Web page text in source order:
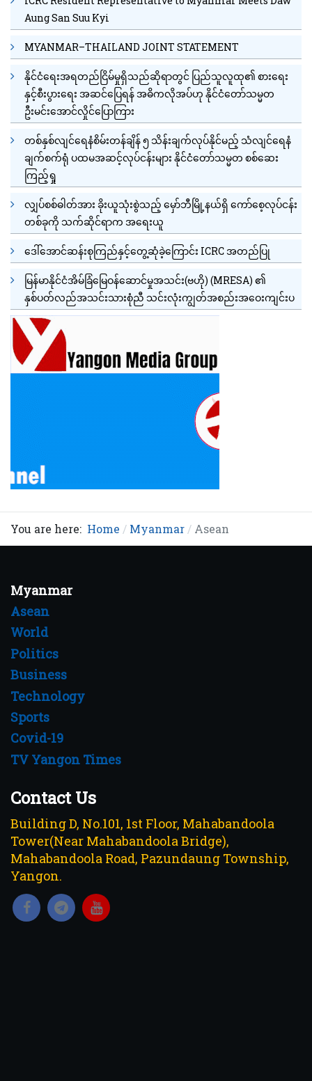
Aung San Suu Kyi
MYANMAR–THAILAND JOINT STATEMENT
နိုင်ငံရေးအရတည်ငြိမ်မှုရှိသည်ဆိုရာတွင် ပြည်သူလူထု၏ စားရေး
နှင့်စီးပွားရေး အဆင်ပြေရန် အဓိကလိုအပ်ဟု နိုင်ငံတော်သမ္မတ
ဦးမင်းအောင်လှိုင်ပြောကြား
တစ်နှစ်လျင်ရေနံစိမ်းတန်ချိန် ၅ သိန်းချက်လုပ်နိုင်မည့် သံလျင်ရေနံ
ချက်စက်ရုံ ပထမအဆင့်လုပ်ငန်းများ နိုင်ငံတော်သမ္မတ စစ်ဆေး
ကြည့်ရှု
လျှပ်စစ်ဓါတ်အား ခိုးယူသုံးစွဲသည့် မှော်ဘီမြို့နယ်ရှိ ကော်စေ့လုပ်ငန်း
တစ်ခုကို သက်ဆိုင်ရာက အရေးယူ
ဒေါ်အောင်ဆန်းစုကြည်နှင့်တွေ့ဆုံခဲ့ကြောင်း ICRC အတည်ပြု
မြန်မာနိုင်ငံအိမ်ခြံမြေဝန်ဆောင်မှုအသင်း(ဗဟို) (MRESA) ၏
နှစ်ပတ်လည်အသင်းသားစုံညီ သင်းလုံးကျွတ်အစည်းအဝေးကျင်းပ
You are here: Home Myanmar Asean
Myanmar
Asean
World
Politics
Business
Technology
Sports
Covid-19
TV Yangon Times
Contact Us
Building D, No.101, 1st Floor, Mahabandoola
Tower(Near Mahabandoola Bridge),
Mahabandoola Road, Pazundaung Township,
Yangon.